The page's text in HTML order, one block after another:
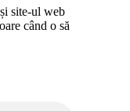
site-ul web
când o să